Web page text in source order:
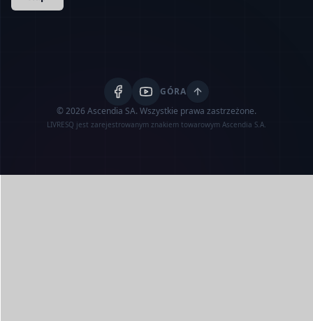
GÓRA
© 2026 Ascendia SA. Wszystkie prawa zastrzeżone.
LIVRESQ jest zarejestrowanym znakiem towarowym Ascendia S.A.